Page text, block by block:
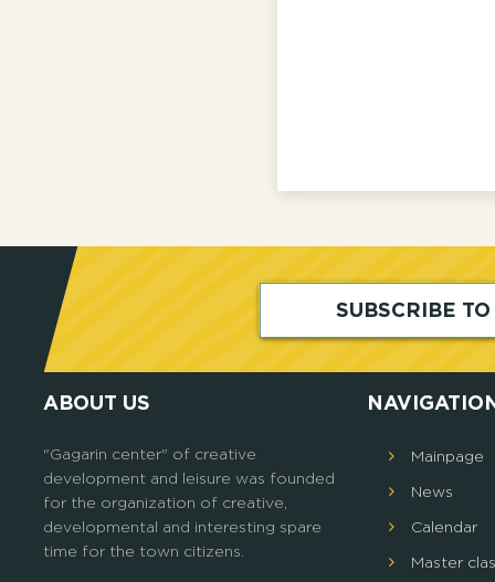
SUBSCRIBE
ABOUT US
"Gagarin center" of creative
development and leisure was founded
for the organization of creative,
developmental and interesting spare
time for the town citizens.
Mainpage
News
Calendar
Master